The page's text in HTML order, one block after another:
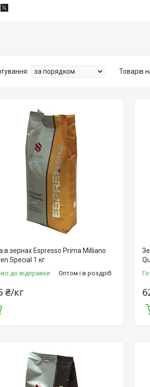
в зернах Espresso Prima Milliano
Special 1 кг
до відправки Оптом і в роздріб
₴/кг